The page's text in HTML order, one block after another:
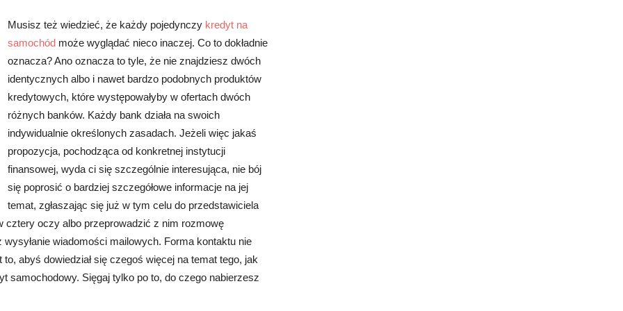
Musisz też wiedzieć, że każdy pojedynczy kredyt na
samochód może wyglądać nieco inaczej. Co to dokładnie
oznacza? Ano oznacza to tyle, że nie znajdziesz dwóch
identycznych albo i nawet bardzo podobnych produktów
kredytowych, które występowałyby w ofertach dwóch
różnych banków. Każdy bank działa na swoich
indywidualnie określonych zasadach. Jeżeli więc jakaś
propozycja, pochodząca od konkretnej instytucji
finansowej, wyda ci się szczególnie interesująca, nie bój
się poprosić o bardziej szczegółowe informacje na jej
temat, zgłaszając się już w tym celu do przedstawiciela
oczy albo przeprowadzić z nim rozmowę
wiadomości mailowych. Forma kontaktu nie
abyś dowiedział się czegoś więcej na temat tego, jak
samochodowy. Sięgaj tylko po to, do czego nabierzesz